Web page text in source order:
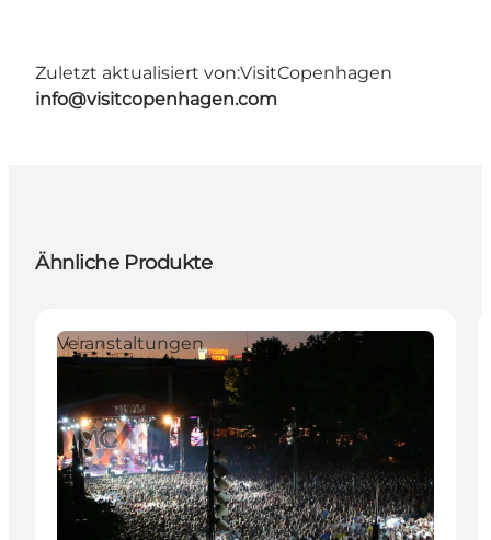
Zuletzt aktualisiert von:VisitCopenhagen
info@visitcopenhagen.com
Ähnliche Produkte
Veranstaltungen